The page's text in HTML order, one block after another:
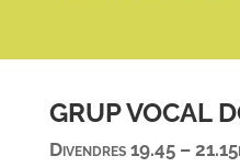
GRUP VOCAL
Divendres 19.45 –